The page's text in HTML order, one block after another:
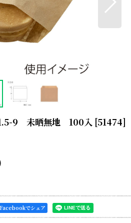
9 未晒無地 100入 [51474]
Facebookでシェア